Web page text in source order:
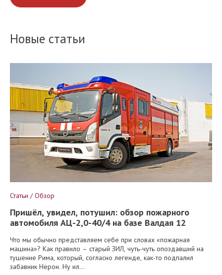
Новые статьи
Статьи / Обзор
Пришёл, увидел, потушил: обзор пожарного
автомобиля АЦ-2,0-40/4 на базе Валдая 12
Что мы обычно представляем себе при словах «пожарная
машина»? Как правило – старый ЗИЛ, чуть-чуть опоздавший на
тушение Рима, который, согласно легенде, как-то подпалил
забавник Нерон. Ну ил...